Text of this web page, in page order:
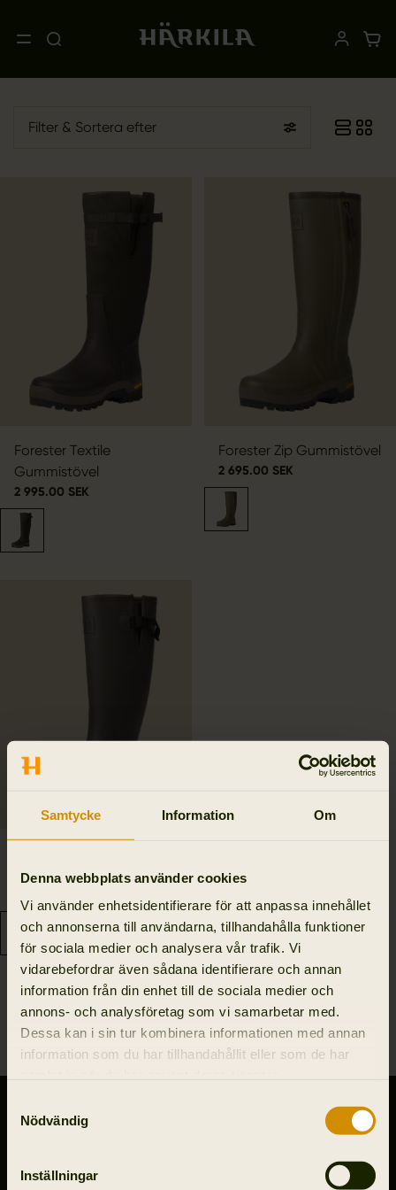
Samtycke Information Om
Denna webbplats använder cookies
Vi använder enhetsidentifierare för att anpassa innehållet
och annonserna till användarna, tillhandahålla funktioner
för sociala medier och analysera vår trafik. Vi
vidarebefordrar även sådana identifierare och annan
information från din enhet till de sociala medier och
annons- och analysföretag som vi samarbetar med.
Dessa kan i sin tur kombinera informationen med annan
information som du har tillhandahållit eller som de har
Nödvändig
Inställningar
Filter & Sortera efter
Forester Textile
Gummistövel
2 995.00 SEK
Forester Zip Gummistövel
2 695.00 SEK
Gummistövel
KONTAKTA OSS
DK 2670 Greve